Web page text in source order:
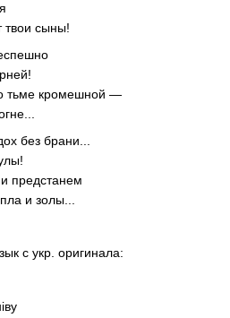
твои сыны!
тьме кромешной —
без брани...
предстанем
и золы...
с укр. оригинала: